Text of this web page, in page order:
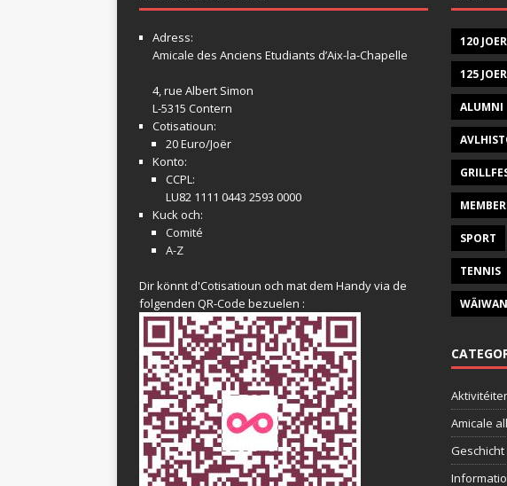
Adress:
Amicale des Anciens Etudiants d’Aix-la-Chapelle
4, rue Albert Simon
L-5315 Contern
Cotisatioun:
20 Euro/Joër
Konto:
CCPL:
LU82 1111 0443 2593 0000
Kuck och:
Comité
A-Z
Dir könnt d'Cotisatioun och mat dem Handy via de
folgenden QR-Code bezuelen :
120
125
ALUMNI
SPORT
TENNIS
Amicale
Geschicht